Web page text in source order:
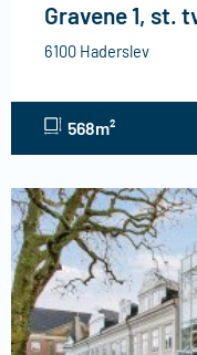
Gravene 1, st.
6100 Haderslev
568m²